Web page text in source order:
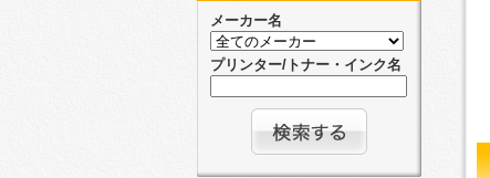
メーカー名
プリンター/トナー・インク名